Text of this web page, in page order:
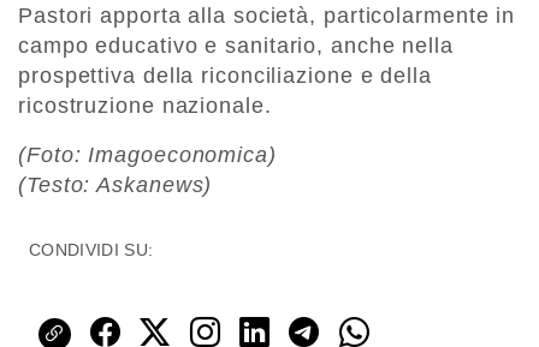
Pastori apporta alla società, particolarmente in
campo educativo e sanitario, anche nella
prospettiva della riconciliazione e della
ricostruzione nazionale.
(Foto: Imagoeconomica)
(Testo: Askanews)
CONDIVIDI SU: